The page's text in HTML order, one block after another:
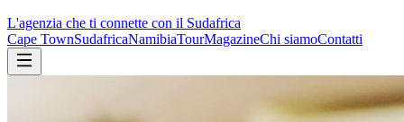
L'agenzia che ti connette con il Sudafrica
Cape TownSudafricaNamibiaTourMagazineChi siamoContatti